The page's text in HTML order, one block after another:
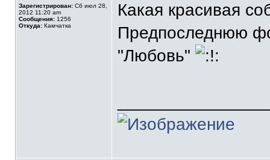
Зарегистрирован: Сб июл 28,
2012 11:20 am
Сообщения: 1256
Откуда: Камчатка
Какая красивая
Предпоследнюю
"Любовь"